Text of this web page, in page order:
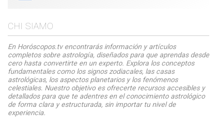
CHI SIAMO
En Horóscopos.tv encontrarás información y artículos
completos sobre astrología, diseñados para que aprendas desde
cero hasta convertirte en un experto. Explora los conceptos
fundamentales como los signos zodiacales, las casas
astrológicas, los aspectos planetarios y los fenómenos
celestiales. Nuestro objetivo es ofrecerte recursos accesibles y
detallados para que te adentres en el conocimiento astrológico
de forma clara y estructurada, sin importar tu nivel de
experiencia.